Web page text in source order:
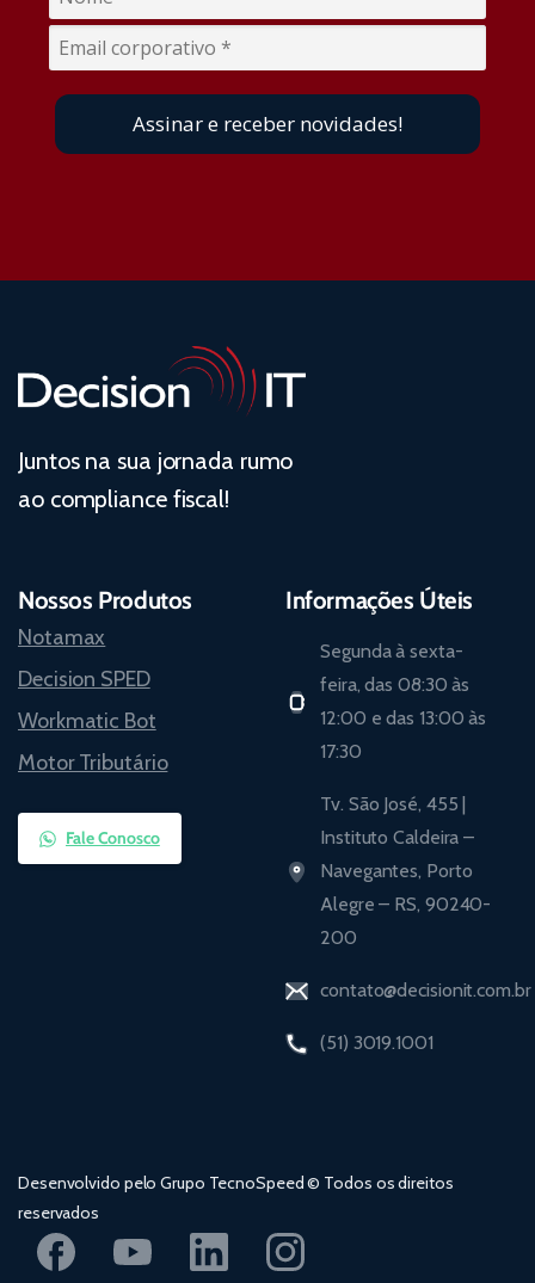
Assinar e receber novidades!
Juntos na sua jornada rumo
ao compliance fiscal!
Nossos Produtos
Notamax
Decision SPED
Workmatic Bot
Motor Tributário
Fale Conosco
Informações Úteis
Segunda à sexta-
feira, das 08:30 às
12:00 e das 13:00 às
17:30
Tv. São José, 455 |
Instituto Caldeira –
Navegantes, Porto
Alegre – RS, 90240-
200
contato@decisionit.com.br
(51) 3019.1001
Desenvolvido pelo Grupo TecnoSpeed © Todos os direitos
reservados